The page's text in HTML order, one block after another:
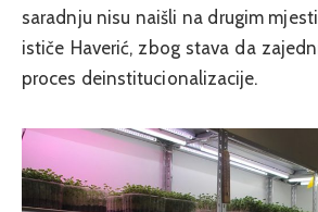
saradnju nisu naišli na drugim
ističe Haverić, zbog stava da
proces deinstitucionalizacije.